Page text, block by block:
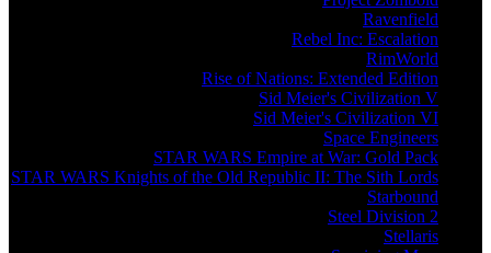
Ravenfield
Rebel Inc: Escalation
RimWorld
Rise of Nations: Extended Edition
Sid Meier's Civilization V
Sid Meier's Civilization VI
Space Engineers
STAR WARS Empire at War: Gold Pack
STAR WARS Knights of the Old Republic II: The Sith Lords
Starbound
Steel Division 2
Stellaris